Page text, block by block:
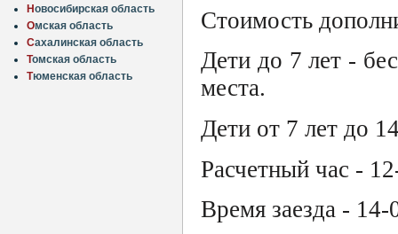
Новосибирская область
Омская область
Сахалинская область
Томская область
Тюменская область
Стоимость
Дети до 7 лет -
места.
Дети от 7 лет до
Расчетный час -
Время заезда -